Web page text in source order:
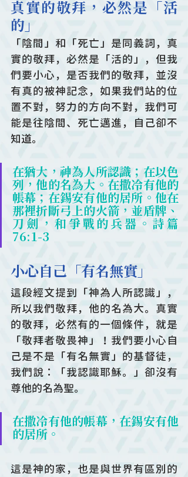
真實的敬拜，必然是「活
的」
「陰間」和「死亡」是同義詞，真
實的敬拜，必然是「活的」，但我
們要小心，是否我們的敬拜，並沒
有真的被神記念，如果我們站的位
置不對，努力的方向不對，我們可
能是往陰間、死亡邁進，自己卻不
知道。
在猶大，神為人所認識；在以色
列，他的名為大。在撒冷有他的
帳幕；在錫安有他的居所。他在
那裡折斷弓上的火箭，並盾牌、
刀劍，和爭戰的兵器。詩篇
76:1-3
小心自己「有名無實」
這段經文提到「神為人所認識」，
所以我們敬拜，他的名為大。真實
的敬拜，必然有的一個條件，就是
「敬拜者敬畏神」！我們要小心自
己是不是「有名無實」的基督徒，
我們說：「我認識耶穌。」卻沒有
尊他的名為聖。
在撒冷有他的帳幕，在錫安有他
的居所。
這是神的家，也是與世界有區別的